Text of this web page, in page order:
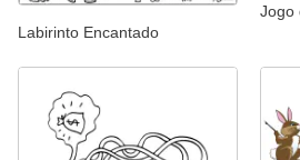
Labirinto Encantado
Jogo